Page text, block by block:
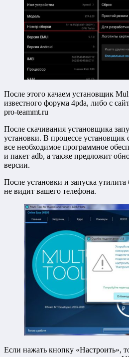
После этого качаем установщик
известного форума 4pda, либо с
pro-teammt.ru
После скачивания установщика
установки. В процессе установщик
все необходимое программное
и пакет adb, а также предложит
версии.
После установки и запуска утилита
не видит вашего телефона.
Если нажать кнопку «Настроить»,